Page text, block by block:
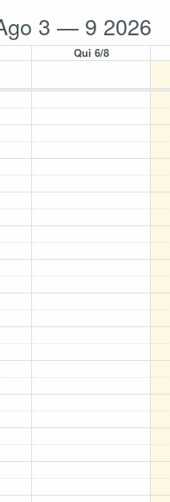
3 — 9 2026
Qui 6/8